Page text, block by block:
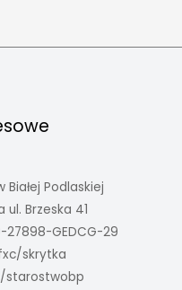
Podlaskiej
ul. Brzeska 41
27898-GEDCG-29
skrytka
starostwobp